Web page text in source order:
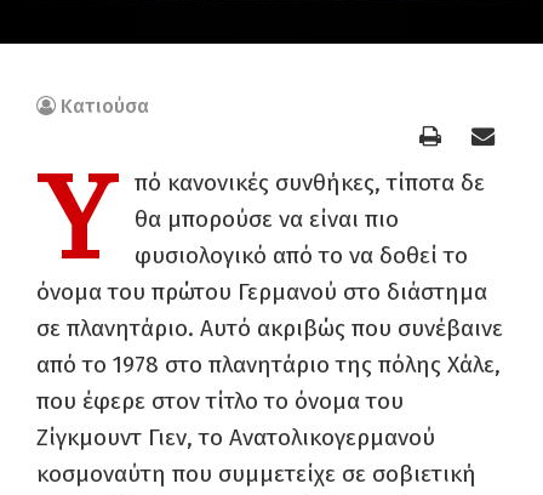
Κατιούσα
Y
πό κανονικές συνθήκες, τίποτα δε
θα μπορούσε να είναι πιο
φυσιολογικό από το να δοθεί το
όνομα του πρώτου Γερμανού στο διάστημα
σε πλανητάριο. Αυτό ακριβώς που συνέβαινε
από το 1978 στο πλανητάριο της πόλης Χάλε,
που έφερε στον τίτλο το όνομα του
Ζίγκμουντ Γιεν, το Ανατολικογερμανού
κοσμοναύτη που συμμετείχε σε σοβιετική